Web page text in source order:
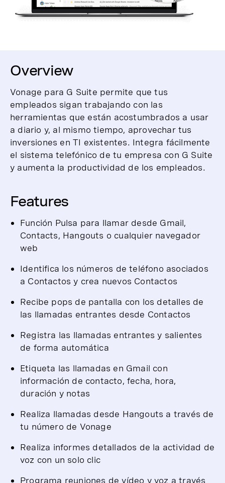
Overview
Vonage para G Suite permite que tus
empleados sigan trabajando con las
herramientas que están acostumbrados a usar
a diario y, al mismo tiempo, aprovechar tus
inversiones en TI existentes. Integra fácilmente
el sistema telefónico de tu empresa con G Suite
y aumenta la productividad de los empleados.
Features
Función Pulsa para llamar desde Gmail,
Contacts, Hangouts o cualquier navegador
web
Identifica los números de teléfono asociados
a Contactos y crea nuevos Contactos
Recibe pops de pantalla con los detalles de
las llamadas entrantes desde Contactos
Registra las llamadas entrantes y salientes
de forma automática
Etiqueta las llamadas en Gmail con
información de contacto, fecha, hora,
duración y notas
Realiza llamadas desde Hangouts a través de
tu número de Vonage
Realiza informes detallados de la actividad de
voz con un solo clic
Programa reuniones de vídeo y voz a través